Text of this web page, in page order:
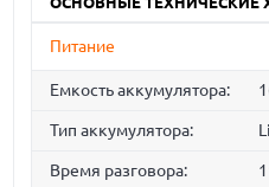
Питание
Емкость аккумулятора:
Тип аккумулятора:
Время разговора: